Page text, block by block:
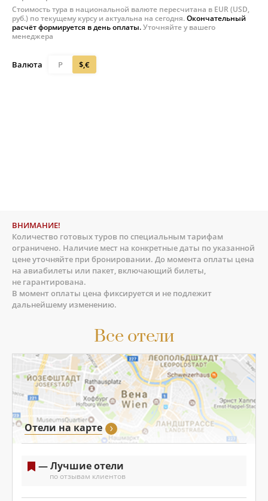
Все отели
Отели на карте
— Лучшие отели
по отзывам клиентов
Стоимость тура в национальной валюте пересчитана в EUR (USD,
руб.) по текущему курсу и актуальна на сегодня.Окончательный
расчёт формируется в день оплаты.Уточняйте у вашего
менеджера
Валюта Р $,€
ВНИМАНИЕ!
Количество готовых туров по специальным тарифам
ограничено. Наличие мест на конкретные даты по указанной
цене уточняйте при бронировании. До момента оплаты цена
на авиабилеты или пакет, включающий билеты,
не гарантирована.
В момент оплаты цена фиксируется и не подлежит
дальнейшему изменению.